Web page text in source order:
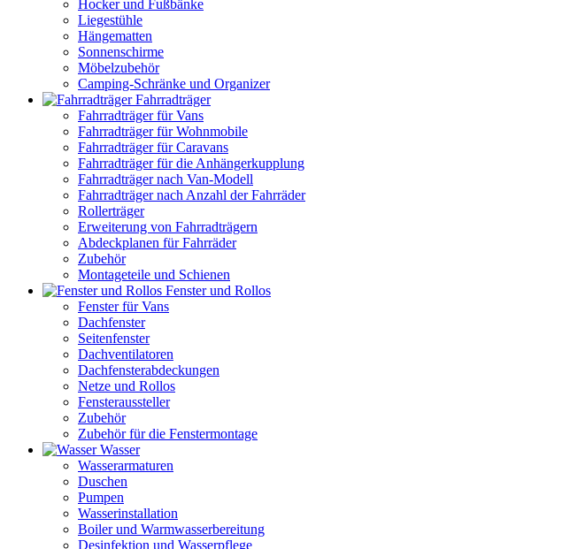
Hocker und Fußbänke
Liegestühle
Hängematten
Sonnenschirme
Möbelzubehör
Camping-Schränke und Organizer
Fahrradträger
Fahrradträger für Vans
Fahrradträger für Wohnmobile
Fahrradträger für Caravans
Fahrradträger für die Anhängerkupplung
Fahrradträger nach Van-Modell
Fahrradträger nach Anzahl der Fahrräder
Rollerträger
Erweiterung von Fahrradträgern
Abdeckplanen für Fahrräder
Zubehör
Montageteile und Schienen
Fenster und Rollos
Fenster für Vans
Dachfenster
Seitenfenster
Dachventilatoren
Dachfensterabdeckungen
Netze und Rollos
Fensteraussteller
Zubehör
Zubehör für die Fenstermontage
Wasser
Wasserarmaturen
Duschen
Pumpen
Wasserinstallation
Boiler und Warmwasserbereitung
Desinfektion und Wasserpflege